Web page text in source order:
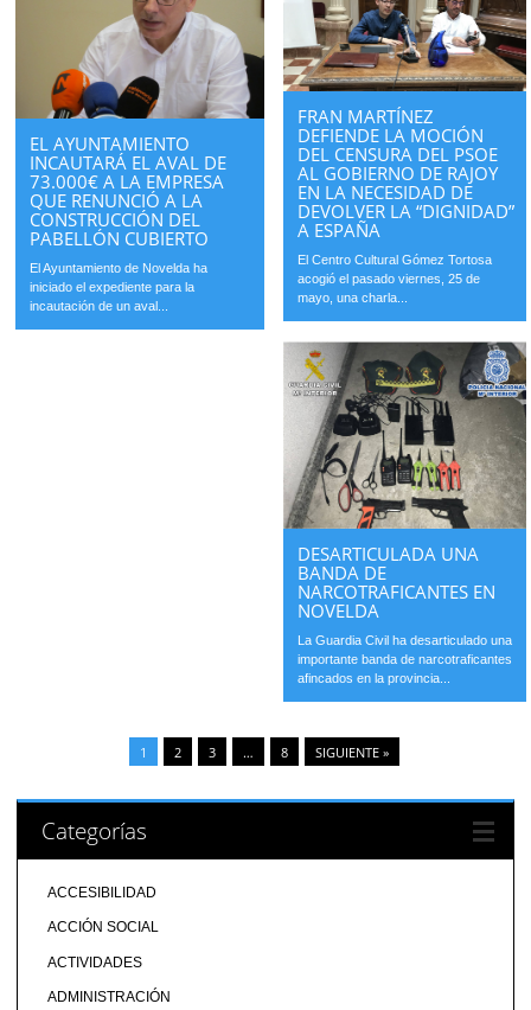
EL AYUNTAMIENTO
INCAUTARÁ EL AVAL DE
73.000€ A LA EMPRESA
QUE RENUNCIÓ A LA
CONSTRUCCIÓN DEL
PABELLÓN CUBIERTO
El Ayuntamiento de Novelda ha
iniciado el expediente para la
incautación de un aval...
FRAN MARTÍNEZ
DEFIENDE LA MOCIÓN
DEL CENSURA DEL PSOE
AL GOBIERNO DE RAJOY
EN LA NECESIDAD DE
DEVOLVER LA “DIGNIDAD”
A ESPAÑA
El Centro Cultural Gómez Tortosa
acogió el pasado viernes, 25 de
mayo, una charla...
DESARTICULADA UNA
BANDA DE
NARCOTRAFICANTES EN
NOVELDA
La Guardia Civil ha desarticulado una
importante banda de narcotraficantes
afincados en la provincia...
1 2 3 … 8 SIGUIENTE »
Categorías
ACCESIBILIDAD
ACCIÓN SOCIAL
ACTIVIDADES
ADMINISTRACIÓN